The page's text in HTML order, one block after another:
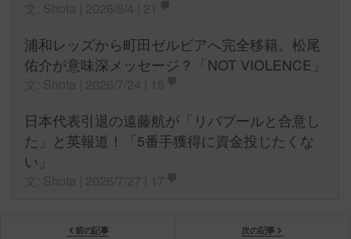
浦和レッズから町田ゼルビアへ完全移籍。松尾
佑介が意味深メッセージ？「NOT VIOLENCE」
日本代表引退の遠藤航が「リバプールと合意し
た」と英報道！「5番手獲得に資金投じたくな
い」
前の記事
次の記事